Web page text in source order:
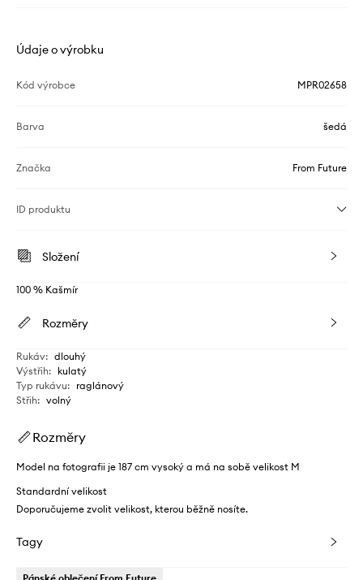
Údaje o výrobku
Kód výrobce MPR02658
Barva šedá
Značka From Future
ID produktu
Složení
100 % Kašmír
Rozměry
Rukáv: dlouhý
Výstřih: kulatý
Typ rukávu: raglánový
Střih: volný
Rozměry
Model na fotografii je 187 cm vysoký a má na sobě velikost M
Standardní velikost
Doporučujeme zvolit velikost, kterou běžně nosíte.
Tagy